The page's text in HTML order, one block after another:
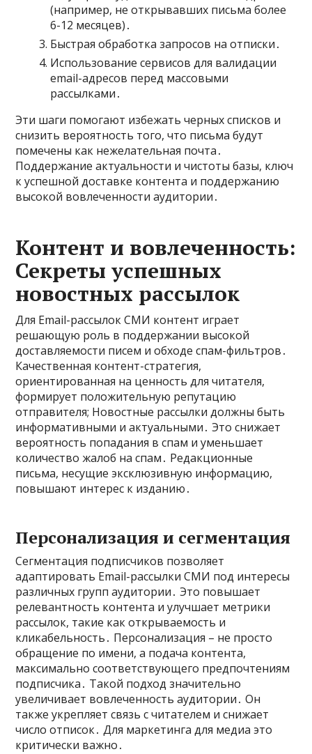
(например, не открывавших письма более
6-12 месяцев)․
Быстрая обработка запросов на отписки․
Использование сервисов для валидации
email-адресов перед массовыми
рассылками․
Эти шаги помогают избежать черных списков и
снизить вероятность того, что письма будут
помечены как нежелательная почта․
Поддержание актуальности и чистоты базы, ключ
к успешной доставке контента и поддержанию
высокой вовлеченности аудитории․
Контент и вовлеченность:
Секреты успешных
новостных рассылок
Для Email-рассылок СМИ контент играет
решающую роль в поддержании высокой
доставляемости писем и обходе спам-фильтров․
Качественная контент-стратегия,
ориентированная на ценность для читателя,
формирует положительную репутацию
отправителя; Новостные рассылки должны быть
информативными и актуальными․ Это снижает
вероятность попадания в спам и уменьшает
количество жалоб на спам․ Редакционные
письма, несущие эксклюзивную информацию,
повышают интерес к изданию․
Персонализация и сегментация
Сегментация подписчиков позволяет
адаптировать Email-рассылки СМИ под интересы
различных групп аудитории․ Это повышает
релевантность контента и улучшает метрики
рассылок, такие как открываемость и
кликабельность․ Персонализация – не просто
обращение по имени, а подача контента,
максимально соответствующего предпочтениям
подписчика․ Такой подход значительно
увеличивает вовлеченность аудитории․ Он
также укрепляет связь с читателем и снижает
число отписок․ Для маркетинга для медиа это
критически важно․